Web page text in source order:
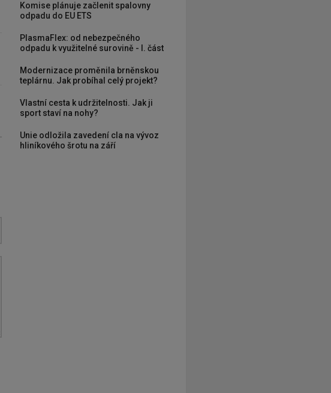
Komise plánuje začlenit spalovny
odpadu do EU ETS
PlasmaFlex: od nebezpečného
odpadu k využitelné surovině - I. část
Modernizace proměnila brněnskou
teplárnu. Jak probíhal celý projekt?
Vlastní cesta k udržitelnosti. Jak ji
sport staví na nohy?
Unie odložila zavedení cla na vývoz
hliníkového šrotu na září